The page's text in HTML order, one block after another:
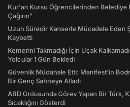
Kur'an Kursu Öğrencilerinden Belediye
Çağırın"
Uzun Süredir Kanserle Mücadele Eden
Kaybetti
Kemerini Takmadığı İçin Uçak
Yolcular 1 Gün Bekledi
Güvenlik Müdahale Etti: Manifest'in
Bir Genç Sahneye Atladı
ABD Ordusunda Görev Yapan Bir Türk,
Sıcaklığını Gösterdi